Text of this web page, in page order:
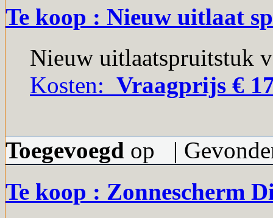
Te koop : Nieuw uitlaat
Nieuw uitlaatspruitstuk
Kosten: Vraagprijs €
Toegevoegd op |
Te koop : Zonnescherm